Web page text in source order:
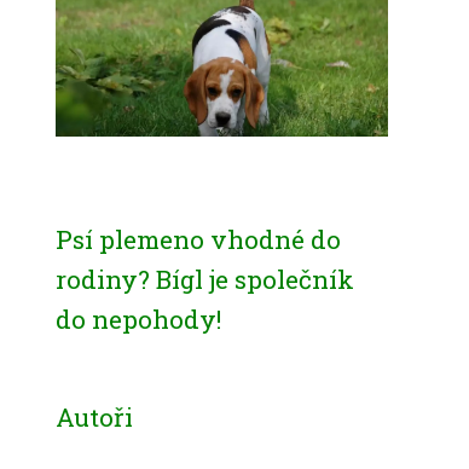
Psí plemeno vhodné do
rodiny? Bígl je společník
do nepohody!
Autoři